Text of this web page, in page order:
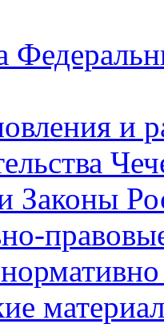
и
Законы